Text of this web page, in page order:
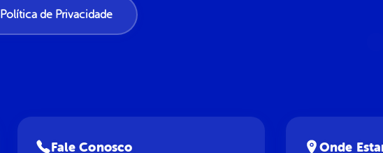
Política de Privacidade
Fale Conosco Onde